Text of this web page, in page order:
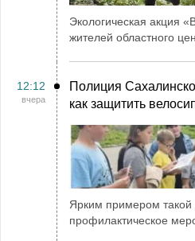
Экологическая акция
жителей областного
12:12
вчера
Полиция
как защитить
Ярким примером такой
профилактическое